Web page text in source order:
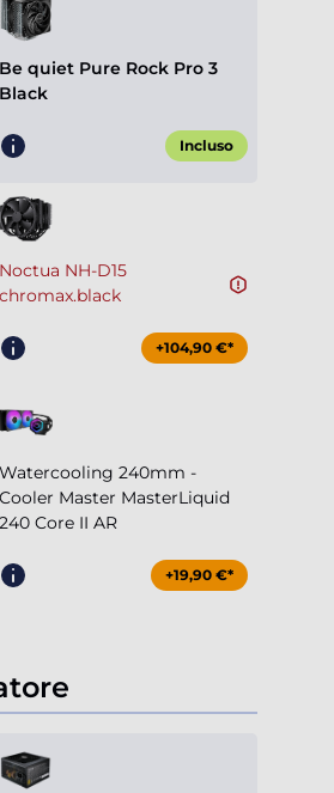
Be quiet Pure Rock Pro 3
Black
Incluso
Noctua NH-D15
chromax.black
+104,90 €*
Watercooling 240mm -
Cooler Master MasterLiquid
240 Core II AR
+19,90 €*